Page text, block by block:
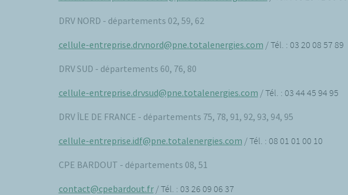
DRV NORD - départements 02, 59, 62
cellule-entreprise.drvnord@pne.totalenergies.com / Tél. : 03 20 08 57 89
DRV SUD - départements 60, 76, 80
cellule-entreprise.drvsud@pne.totalenergies.com / Tél. : 03 44 45 94 95
DRV ÎLE DE FRANCE - départements 75, 78, 91, 92, 93, 94, 95
cellule-entreprise.idf@pne.totalenergies.com / Tél. : 08 01 01 00 10
CPE BARDOUT - départements 08, 51
contact@cpebardout.fr/ Tél. : 03 26 09 06 37